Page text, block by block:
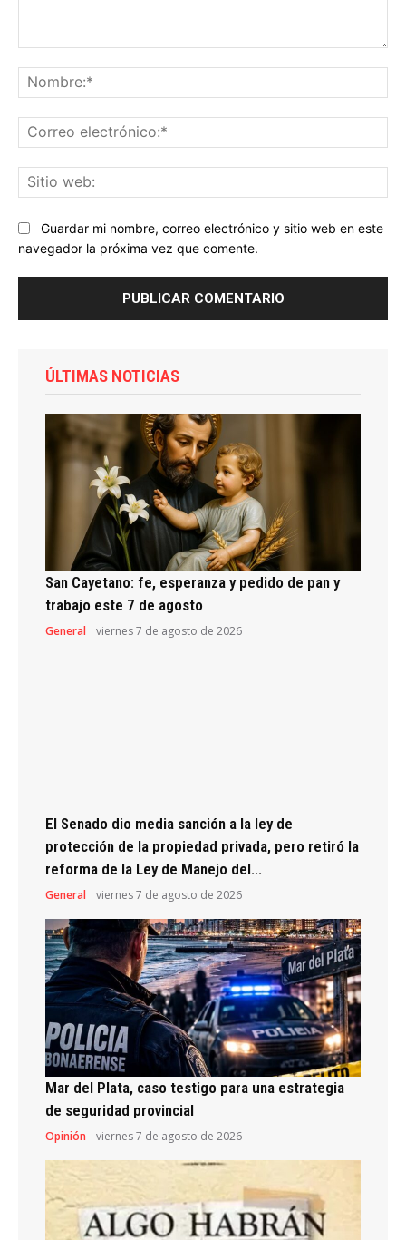
Guardar mi nombre, correo electrónico y sitio web en este
navegador la próxima vez que comente.
ÚLTIMAS NOTICIAS
San Cayetano: fe, esperanza y pedido de pan y
trabajo este 7 de agosto
General viernes 7 de agosto de 2026
El Senado dio media sanción a la ley de
protección de la propiedad privada, pero retiró la
reforma de la Ley de Manejo del...
General viernes 7 de agosto de 2026
Mar del Plata, caso testigo para una estrategia
de seguridad provincial
Opinión viernes 7 de agosto de 2026